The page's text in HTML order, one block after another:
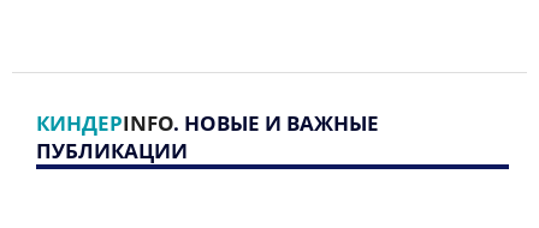
КИНДЕРINFO. НОВЫЕ И ВАЖНЫЕ
ПУБЛИКАЦИИ